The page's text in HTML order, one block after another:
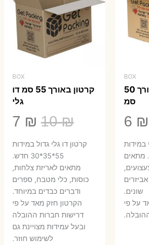
BOX
קרטון מחוזק באורך 50
סמ
המחיר
המקורי
היה:
8 ₪.
6 ₪
הנוכחיבמידות
חדש. מתאים
שונים.
על פי
BOX
קרטון באורך 55 סמ דו
גלי
10₪
היה:
10 ₪.
7 ₪
7 ₪.
קרטון דו גלי גדול במידות
55*35*30 חדש.
מתאים לאריזת צלחות,
כוסות, כלי מטבח, ספרים
ודברים כבדים במיוחד.
הקרטון חזק מאד על פי
דרישות חברות ההובלה
ובעל עמידות מצויינת גם
לשימוש חוזר.